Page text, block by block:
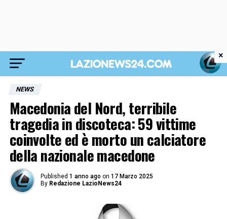
NEWS
Macedonia del Nord, terribile
tragedia in discoteca: 59 vittime
coinvolte ed è morto un calciatore
della nazionale macedone
Published 1 anno ago on 17 Marzo 2025
By Redazione LazioNews24
×